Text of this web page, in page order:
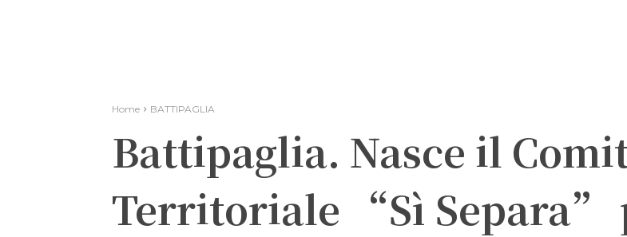
Home BATTIPAGLIA
Battipaglia. Nasce il
Territoriale “Sì Separa”